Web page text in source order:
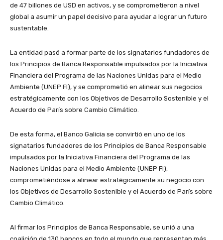
de 47 billones de USD en activos, y se comprometieron a nivel
global a asumir un papel decisivo para ayudar a lograr un futuro
sustentable.
La entidad pasó a formar parte de los signatarios fundadores de
los Principios de Banca Responsable impulsados por la Iniciativa
Financiera del Programa de las Naciones Unidas para el Medio
Ambiente (UNEP FI), y se comprometió en alinear sus negocios
estratégicamente con los Objetivos de Desarrollo Sostenible y el
Acuerdo de París sobre Cambio Climático.
De esta forma, el Banco Galicia se convirtió en uno de los
signatarios fundadores de los Principios de Banca Responsable
impulsados por la Iniciativa Financiera del Programa de las
Naciones Unidas para el Medio Ambiente (UNEP FI),
comprometiéndose a alinear estratégicamente su negocio con
los Objetivos de Desarrollo Sostenible y el Acuerdo de París sobre
Cambio Climático.
Al firmar los Principios de Banca Responsable, se unió a una